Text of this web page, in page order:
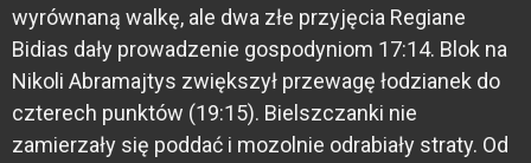
wyrównaną walkę, ale dwa złe przyjęcia Regiane
Bidias dały prowadzenie gospodyniom 17:14. Blok na
Nikoli Abramajtys zwiększył przewagę łodzianek do
czterech punktów (19:15). Bielszczanki nie
zamierzały się poddać i mozolnie odrabiały straty. Od